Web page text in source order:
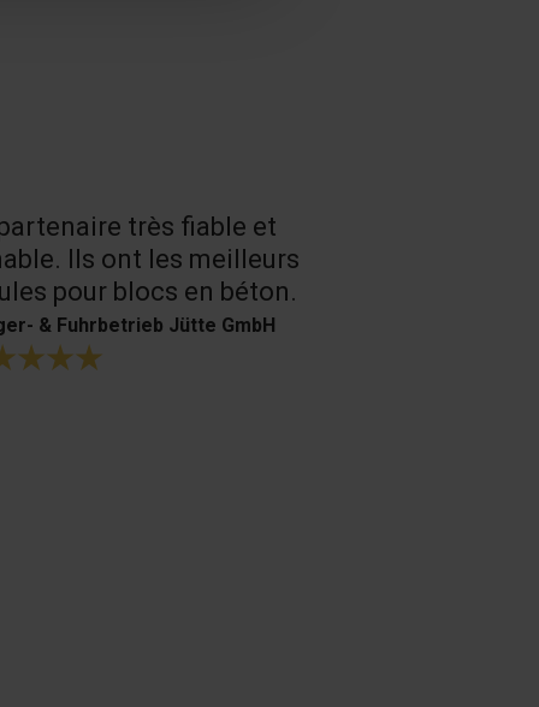
très fiable et
Ils ont les meilleurs
pour blocs en béton.
& Fuhrbetrieb Jütte GmbH